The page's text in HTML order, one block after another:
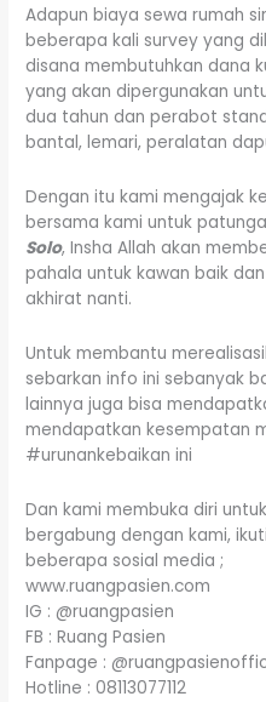
Adapun biaya sewa rumah
beberapa kali survey yang
disana membutuhkan dana
yang akan dipergunakan
dua tahun dan perabot
bantal, lemari, peralatan
Dengan itu kami mengajak
bersama kami untuk
Solo, Insha Allah akan
pahala untuk kawan baik
akhirat nanti.
Untuk membantu
sebarkan info ini sebanyak
lainnya juga bisa
mendapatkan kesempatan
#urunankebaikan ini
Dan kami membuka diri
bergabung dengan kami,
beberapa sosial media ;
www.ruangpasien.com
IG : @ruangpasien
FB : Ruang Pasien
Fanpage :
Hotline : 08113077112